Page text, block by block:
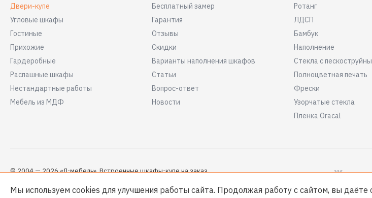
Двери-купе
Угловые шкафы
Гостиные
Прихожие
Гардеробные
Распашные шкафы
Нестандартные работы
Мебель из МДФ
Бесплатный замер
Гарантия
Отзывы
Скидки
Варианты наполнения шкафов
Статьи
Вопрос-ответ
Новости
Ротанг
ЛДСП
Бамбук
Наполнение
Стекла с
Полноцветная печать
Фрески
Узорчатые стекла
Пленка Oracal
© 2004 — 2026 «Л-мебель». Встроенные шкафы-купе на заказ
Мы используем cookies для улучшения работы сайта. Продолжая работу с сайтом, вы даёте